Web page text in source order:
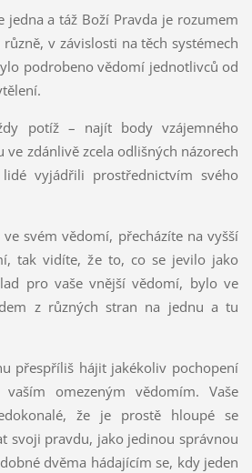
jedna a táž Boží Pravda je rozumem
v závislosti na těch systémech
podrobeno vědomí jednotlivců od
potíž – najít body vzájemného
zdánlivě zcela odlišných názorech
vyjádřili prostřednictvím svého
svém vědomí, přecházíte na vyšší
tak vidíte, že to, co se jevilo jako
pro vaše vnější vědomí, bylo ve
z různých stran na jednu a tu
přespříliš hájit jakékoliv pochopení
omezeným vědomím. Vaše
že je prostě hloupé se
svoji pravdu, jako jedinou správnou
dvěma hádajícím se, kdy jeden